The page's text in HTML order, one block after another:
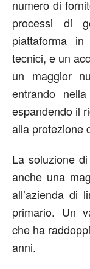
numero di
processi di
piattaforma
tecnici, e un
un maggior
entrando
espandendo il
alla protezione
La soluzione
anche una
all’azienda di
primario. Un
che ha
anni.